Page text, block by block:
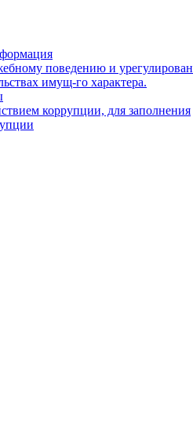
поведению и
имущ-го характера.
коррупции, для заполнения